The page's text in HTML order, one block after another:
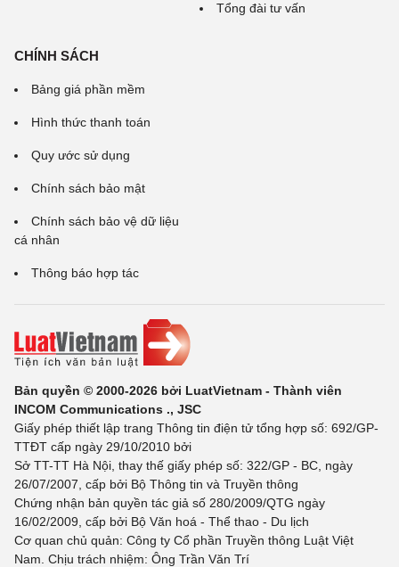
Tổng đài tư vấn
CHÍNH SÁCH
Bảng giá phần mềm
Hình thức thanh toán
Quy ước sử dụng
Chính sách bảo mật
Chính sách bảo vệ dữ liệu
cá nhân
Thông báo hợp tác
Bản quyền © 2000-2026 bởi LuatVietnam - Thành viên
INCOM Communications ., JSC
Giấy phép thiết lập trang Thông tin điện tử tổng hợp số: 692/GP-
TTĐT cấp ngày 29/10/2010 bởi
Sở TT-TT Hà Nội, thay thế giấy phép số: 322/GP - BC, ngày
26/07/2007, cấp bởi Bộ Thông tin và Truyền thông
Chứng nhận bản quyền tác giả số 280/2009/QTG ngày
16/02/2009, cấp bởi Bộ Văn hoá - Thể thao - Du lịch
Cơ quan chủ quản: Công ty Cổ phần Truyền thông Luật Việt
Nam. Chịu trách nhiệm: Ông Trần Văn Trí